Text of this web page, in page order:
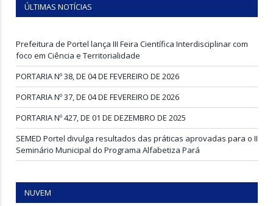
ÚLTIMAS NOTÍCIAS
Prefeitura de Portel lança III Feira Científica Interdisciplinar com
foco em Ciência e Territorialidade
PORTARIA Nº 38, DE 04 DE FEVEREIRO DE 2026
PORTARIA Nº 37, DE 04 DE FEVEREIRO DE 2026
PORTARIA Nº 427, DE 01 DE DEZEMBRO DE 2025
SEMED Portel divulga resultados das práticas aprovadas para o II
Seminário Municipal do Programa Alfabetiza Pará
NUVEM